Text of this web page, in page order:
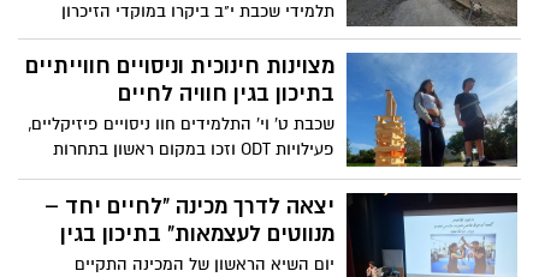
תלמידי שכבת י"ב ביקרו במוקדי הזיכרון
והגבורה, שמעו עדויות אישיות וסיימו בטקס
מרגש שאורגן על ידם
מצוינות חינוכית וניסויים חווייתיים
בתיכון בגין חוויה לחיים
שכבת ט' וי' התלמידים חוו ניסויים פיזיקליים,
פעילויות ODT וזכו במקום ראשון בתחרות
נחשון
יצאה לדרך מכינה "לחיים יחד –
מנווטים לעצמאות" בתיכון בגין
יום השיא הראשון של המכינה התקיים